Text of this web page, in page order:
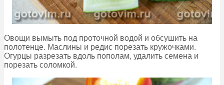
Овощи вымыть под проточной водой и обсушить на
полотенце. Маслины и редис порезать кружочками.
Огурцы разрезать вдоль пополам, удалить семена и
порезать соломкой.